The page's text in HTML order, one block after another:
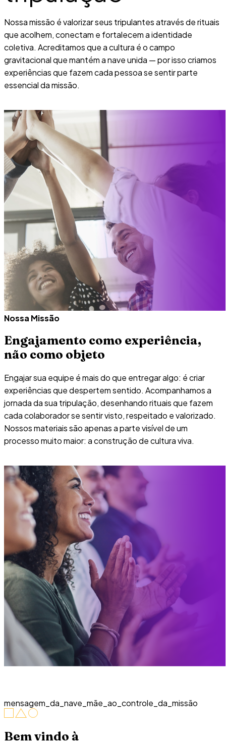
Nossa missão é valorizar seus tripulantes através de rituais
que acolhem, conectam e fortalecem a identidade
coletiva. Acreditamos que a cultura é o campo
gravitacional que mantém a nave unida — por isso criamos
experiências que fazem cada pessoa se sentir parte
essencial da missão.
Nossa Missão
Engajamento como experiência,
não como objeto
Engajar sua equipe é mais do que entregar algo: é criar
experiências que despertem sentido. Acompanhamos a
jornada da sua tripulação, desenhando rituais que fazem
cada colaborador se sentir visto, respeitado e valorizado.
Nossos materiais são apenas a parte visível de um
processo muito maior: a construção de cultura viva.
mensagem_da_nave_mãe _ao_controle_da_missão
Bem vindo à